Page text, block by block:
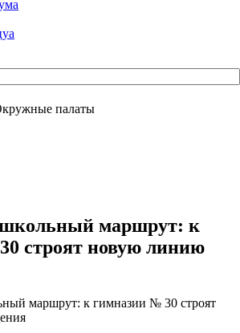
палаты
маршрут: к
строят новую линию